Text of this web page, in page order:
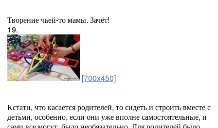
Творение чьей-то мамы. Зачёт!
19.
[700x450]
Кстати, что касается родителей, то сидеть и строить вместе с
детьми, особенно, если они уже вполне самостоятельные, и